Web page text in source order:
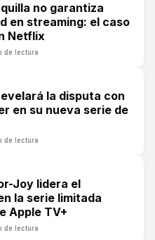
no garantiza
en streaming: el caso
Netflix
de lectura
la disputa con
en su nueva serie de
de lectura
Joy lidera el
la serie limitada
Apple TV+
de lectura